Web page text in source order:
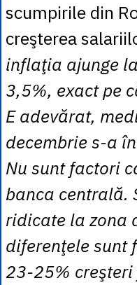
scumpirile din
creşterea
inflaţia ajunge
3,5%, exact pe
E adevărat,
decembrie s-a
Nu sunt factori
banca centrală.
ridicate la zona
diferenţele sunt
23-25%